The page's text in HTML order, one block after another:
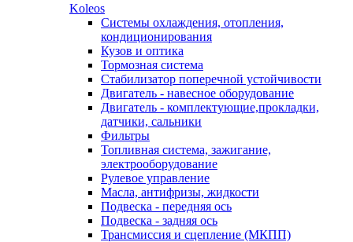
Koleos
Системы охлаждения, отопления,
кондиционирования
Кузов и оптика
Тормозная система
Стабилизатор поперечной устойчивости
Двигатель - навесное оборудование
Двигатель - комплектующие,прокладки,
датчики, сальники
Фильтры
Топливная система, зажигание,
электрооборудование
Рулевое управление
Масла, антифризы, жидкости
Подвеска - передняя ось
Подвеска - задняя ось
Трансмиссия и сцепление (МКПП)